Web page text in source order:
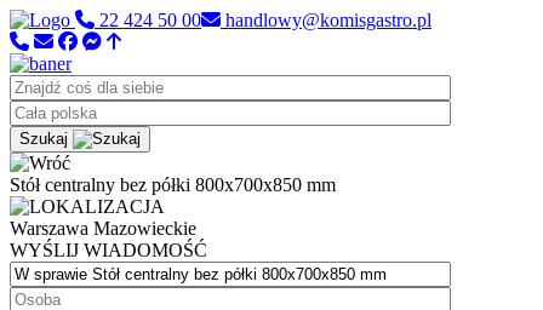
22 424 50 00 handlowy@komisgastro.pl
Szukaj
Stół centralny bez półki 800x700x850 mm
Warszawa Mazowieckie
WYŚLIJ WIADOMOŚĆ